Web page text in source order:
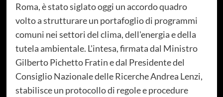
Roma, è stato siglato oggi un accordo quadro
volto a strutturare un portafoglio di programmi
comuni nei settori del clima, dell'energia e della
tutela ambientale. L'intesa, firmata dal Ministro
Gilberto Pichetto Fratin e dal Presidente del
Consiglio Nazionale delle Ricerche Andrea Lenzi,
stabilisce un protocollo di regole e procedure